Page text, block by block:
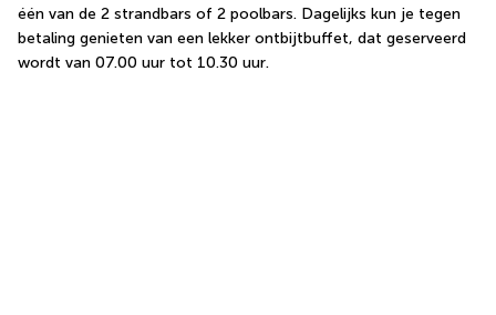
één van de 2 strandbars of 2 poolbars. Dagelijks kun je tegen
betaling genieten van een lekker ontbijtbuffet, dat geserveerd
wordt van 07.00 uur tot 10.30 uur.